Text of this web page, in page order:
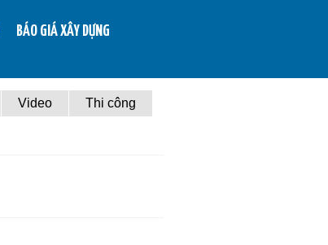
BÁO GIÁ XÂY DỰNG
Video Thi công